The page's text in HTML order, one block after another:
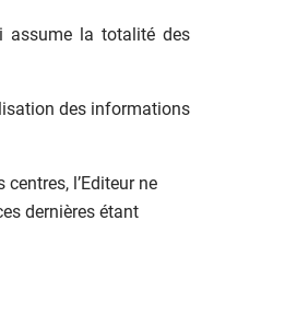
assume la totalité des
des informations
l’Editeur ne
dernières étant